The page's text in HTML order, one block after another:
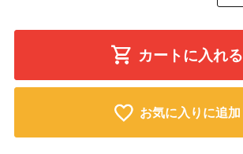
カートに入れる
お気に入りに追加